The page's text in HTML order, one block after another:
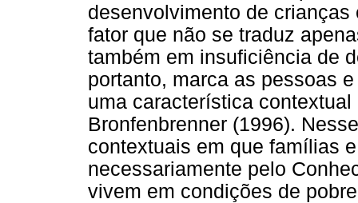
desenvolvimento de
fator que não se traduz
também em insuficiência de
portanto, marca as pessoas
uma característica
Bronfenbrenner (1996).
contextuais em que famílias
necessariamente pelo
vivem em condições de